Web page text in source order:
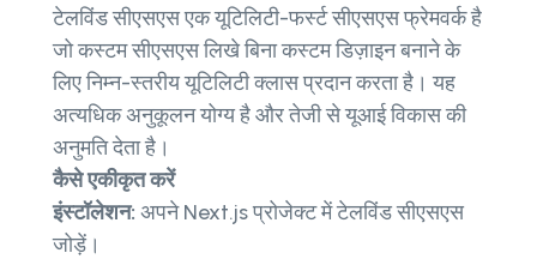
टेलविंड सीएसएस एक यूटिलिटी-फर्स्ट सीएसएस फ्रेमवर्क है
जो कस्टम सीएसएस लिखे बिना कस्टम डिज़ाइन बनाने के
लिए निम्न-स्तरीय यूटिलिटी क्लास प्रदान करता है। यह
अत्यधिक अनुकूलन योग्य है और तेजी से यूआई विकास की
अनुमति देता है।
कैसे एकीकृत करें
इंस्टॉलेशन: अपने Next.js प्रोजेक्ट में टेलविंड सीएसएस
जोड़ें।